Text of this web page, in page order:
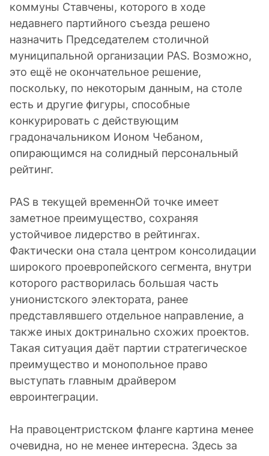
коммуны Ставчены, которого в ходе
недавнего партийного съезда решено
назначить Председателем столичной
муниципальной организации PAS. Возможно,
это ещё не окончательное решение,
поскольку, по некоторым данным, на столе
есть и другие фигуры, способные
конкурировать с действующим
градоначальником Ионом Чебаном,
опирающимся на солидный персональный
рейтинг.
PAS в текущей временнОй точке имеет
заметное преимущество, сохраняя
устойчивое лидерство в рейтингах.
Фактически она стала центром консолидации
широкого проевропейского сегмента, внутри
которого растворилась большая часть
унионистского электората, ранее
представлявшего отдельное направление, а
также иных доктринально схожих проектов.
Такая ситуация даёт партии стратегическое
преимущество и монопольное право
выступать главным драйвером
евроинтеграции.
На правоцентристском фланге картина менее
очевидна, но не менее интересна. Здесь за